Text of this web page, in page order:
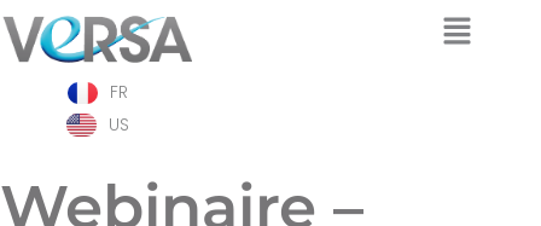
Aller
contenu
FR
US
Webinaire –